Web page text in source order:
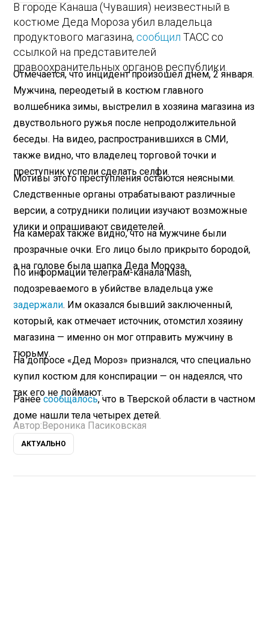
В городе Канаша (Чувашия) неизвестный в
костюме Деда Мороза убил владельца
продуктового магазина, сообщил ТАСС со
ссылкой на представителей
правоохранительных органов республики.
Отмечается, что инцидент произошел днем, 2 января.
Мужчина, переодетый в костюм главного
волшебника зимы, выстрелил в хозяина магазина из
двуствольного ружья после непродолжительной
беседы. На видео, распространившихся в СМИ,
также видно, что владелец торговой точки и
преступник успели сделать селфи.
Мотивы этого преступления остаются неясными.
Следственные органы отрабатывают различные
версии, а сотрудники полиции изучают возможные
улики и опрашивают свидетелей.
На камерах также видно, что на мужчине были
прозрачные очки. Его лицо было прикрыто бородой,
а на голове была шапка Деда Мороза.
По информации телеграм-канала Mash,
подозреваемого в убийстве владельца уже
задержали. Им оказался бывший заключенный,
который, как отмечает источник, отомстил хозяину
магазина — именно он мог отправить мужчину в
тюрьму.
На допросе «Дед Мороз» признался, что специально
купил костюм для конспирации — он надеялся, что
так его не поймают.
Ранеесообщалось, что в Тверской области в частном
доме нашли тела четырех детей.
Автор:Вероника Пасиковская
АКТУАЛЬНО